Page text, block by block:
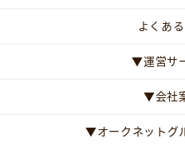
よくあ
▼運営サ
▼会社
▼オークネットグ